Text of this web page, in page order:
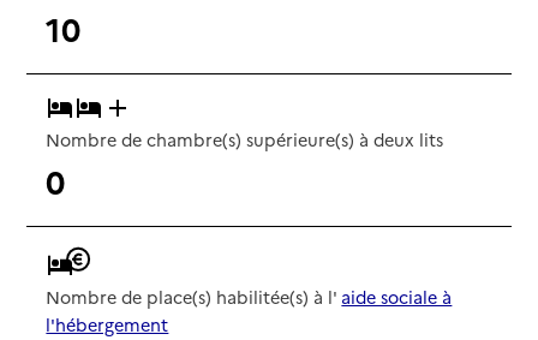
10
Nombre de chambre(s) supérieure(s) à deux lits
0
Nombre de place(s) habilitée(s) à l' aide sociale à
l'hébergement